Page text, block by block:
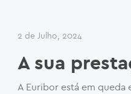
2 de Julho, 2024
A sua
A Euribor está em queda